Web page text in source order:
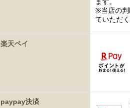
※当店の判
ていただ
楽天ペイ
paypay決済